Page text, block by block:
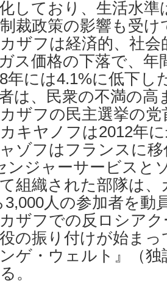
しており、生活水準
裁政策の影響も受
ザフは経済的、社
ス価格の下落で、年
年には4.1%に低下し
は、民衆の不満の高
ザフの民主選挙の
キヤノフは2012年
ゾフはフランスに
ンジャーサービスと
組織された部隊は
3,000人の参加者を動
ザフでの反ロシア
の振り付けが始まっ
ンゲ・ウェルト』（
。